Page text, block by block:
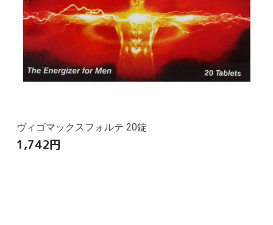
ヴィゴマックスフォルテ 20錠
1,742円